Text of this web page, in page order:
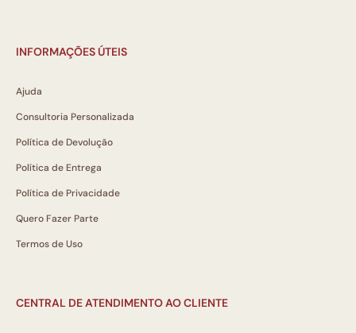
INFORMAÇÕES ÚTEIS
Ajuda
Consultoria Personalizada
Política de Devolução
Política de Entrega
Política de Privacidade
Quero Fazer Parte
Termos de Uso
CENTRAL DE ATENDIMENTO AO CLIENTE